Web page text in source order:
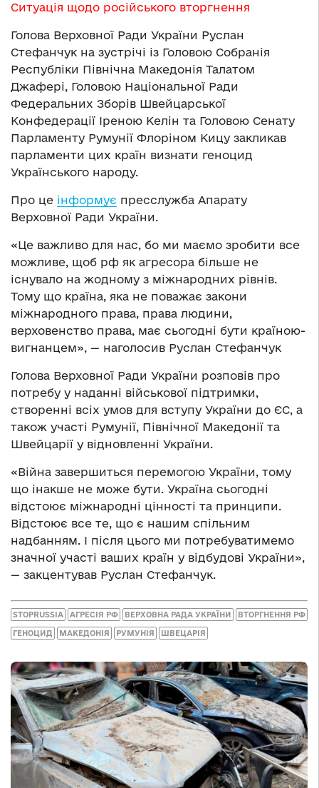
Ситуація щодо російського вторгнення
Голова Верховної Ради України Руслан
Стефанчук на зустрічі із Головою Собранія
Республіки Північна Македонія Талатом
Джафері, Головою Національної Ради
Федеральних Зборів Швейцарської
Конфедерації Іреною Келін та Головою Сенату
Парламенту Румунії Флоріном Кицу закликав
парламенти цих країн визнати геноцид
Українського народу.
Про це інформує пресслужба Апарату
Верховної Ради України.
«Це важливо для нас, бо ми маємо зробити все
можливе, щоб рф як агресора більше не
існувало на жодному з міжнародних рівнів.
Тому що країна, яка не поважає закони
міжнародного права, права людини,
верховенство права, має сьогодні бути країною-
вигнанцем», — наголосив Руслан Стефанчук
Голова Верховної Ради України розповів про
потребу у наданні військової підтримки,
створенні всіх умов для вступу України до ЄС, а
також участі Румунії, Північної Македонії та
Швейцарії у відновленні України.
«Війна завершиться перемогою України, тому
що інакше не може бути. Україна сьогодні
відстоює міжнародні цінності та принципи.
Відстоює все те, що є нашим спільним
надбанням. І після цього ми потребуватимемо
значної участі ваших країн у відбудові України»,
— закцентував Руслан Стефанчук.
STOPRUSSIA АГРЕСІЯ РФ ВЕРХОВНА РАДА УКРАЇНИ ВТОРГНЕННЯ РФ
ГЕНОЦИД МАКЕДОНІЯ РУМУНІЯ ШВЕЦАРІЯ